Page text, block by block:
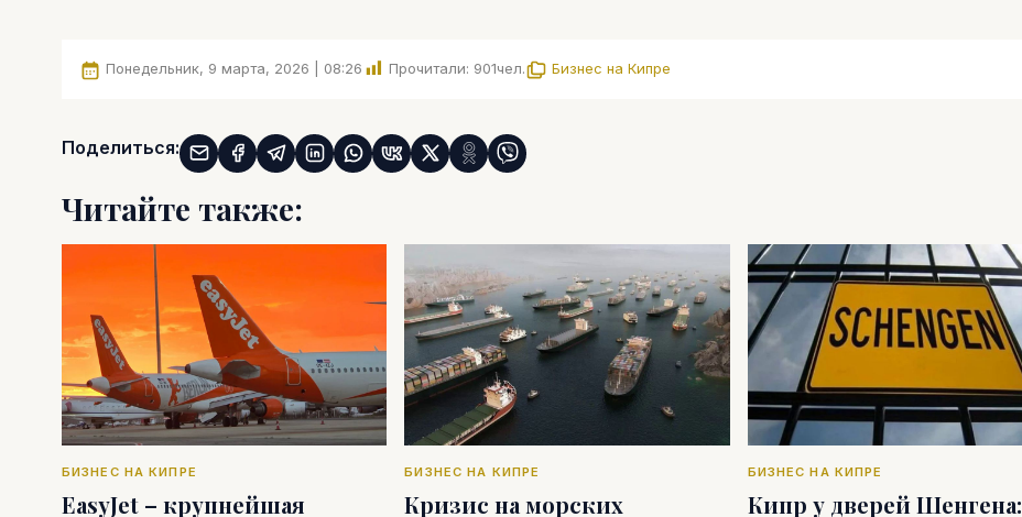
Понедельник, 9 марта, 2026 | 08:26 Прочитали: 901чел. Бизнес на Кипре
Поделиться:
Читайте также:
БИЗНЕС НА КИПРЕ
EasyJet – крупнейшая
БИЗНЕС НА КИПРЕ
Кризис на морских
БИЗНЕС НА КИПРЕ
Кипр у дверей Шенгена: